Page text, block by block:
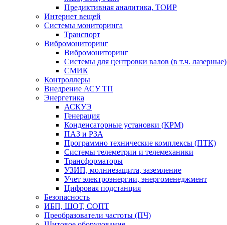
Предиктивная аналитика, ТОИР
Интернет вещей
Системы мониторинга
Транспорт
Вибромониторинг
Вибромониторинг
Системы для центровки валов (в т.ч. лазерные)
СМИК
Контроллеры
Внедрение АСУ ТП
Энергетика
АСКУЭ
Генерация
Конденсаторные установки (КРМ)
ПАЗ и РЗА
Программно технические комплексы (ПТК)
Системы телеметрии и телемеханики
Трансформаторы
УЗИП, молниезащита, заземление
Учет электроэнергии, энергоменеджмент
Цифровая подстанция
Безопасность
ИБП, ШОТ, СОПТ
Преобразователи частоты (ПЧ)